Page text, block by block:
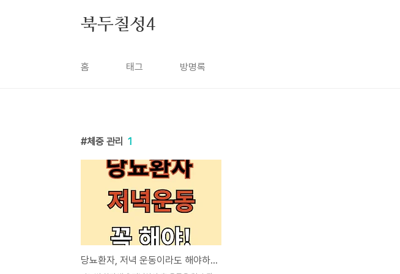
북두칠성4
홈 태그 방명록
체중 관리 1
당뇨환자, 저녁 운동이라도 해야하는 이유